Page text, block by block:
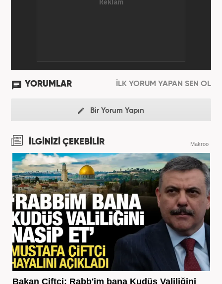
YORUMLAR İLK YORUM YAPAN SEN OL
Bir Yorum Yapın
İLGİNİZİ ÇEKEBİLİR Makroo
Bakan Çiftçi: Rabb'im bana Kudüs Valiliğini